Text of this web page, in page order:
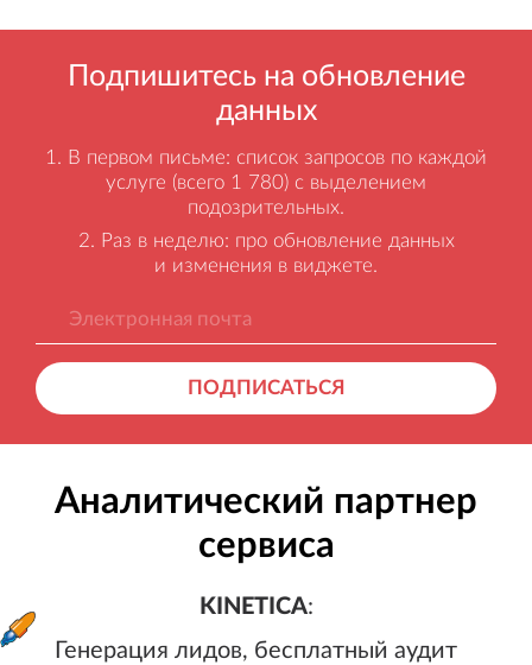
Подпишитесь на обновление
данных
В первом письме: список запросов по каждой
услуге (всего 1 780) с выделением
подозрительных.
Раз в неделю: про обновление данных
и изменения в виджете.
ПОДПИСАТЬСЯ
Аналитический партнер
сервиса
KINETICA:
Генерация лидов, бесплатный аудит
Генерация лидов, бесплатный